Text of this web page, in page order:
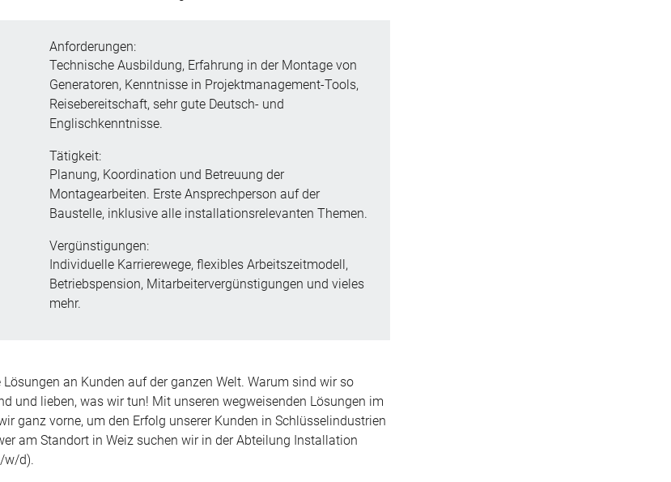
Anforderungen:
Technische Ausbildung, Erfahrung in der Montage von
Generatoren, Kenntnisse in Projektmanagement-Tools,
Reisebereitschaft, sehr gute Deutsch- und
Englischkenntnisse.
Tätigkeit:
Planung, Koordination und Betreuung der
Montagearbeiten. Erste Ansprechperson auf der
Baustelle, inklusive alle installationsrelevanten Themen.
Vergünstigungen:
Individuelle Karrierewege, flexibles Arbeitszeitmodell,
Betriebspension, Mitarbeitervergünstigungen und vieles
mehr.
an Kunden auf der ganzen Welt. Warum sind wir so
und lieben, was wir tun! Mit unseren wegweisenden Lösungen im
ganz vorne, um den Erfolg unserer Kunden in Schlüsselindustrien
am Standort in Weiz suchen wir in der Abteilung Installation
w/d).